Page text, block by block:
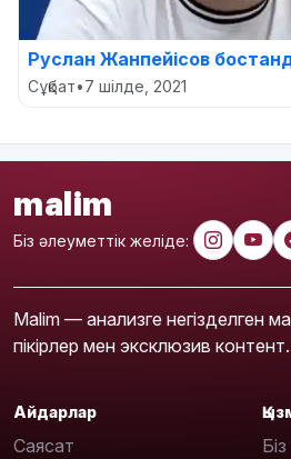
Руслан Жанпейісов
Сұқбат•7 шілде, 2021
malim
Біз әлеуметтік желіде:
Malim — анализге негізделген
пікірлер мен эксклюзив контент.
Айдарлар
Саясат